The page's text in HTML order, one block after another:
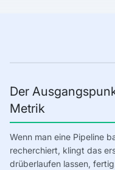
Der
Metrik
Wenn man eine Pipeline
recherchiert, klingt das
drüberlaufen lassen,